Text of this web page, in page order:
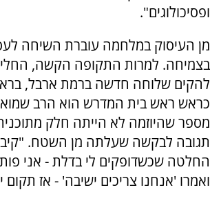
ופסיכולוגים".
מן העיסוק במלחמה עוברת השיחה
בצמיחה. למרות התקופה הקשה,
להקים שלוחה חדשה ברמת ארבל,
כראש ראש בית המדרש הוא הרב
מספר שהיוזמה לא הייתה חלק
תגובה לבקשה שעלתה מן השטח.
החלטה שכשדופקים לי בדלת - אני
ואמרו 'אנחנו צריכים ישיבה' - אז תקום